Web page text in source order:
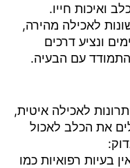
ואיכות חייו.
לאכילה מהירה,
ונציע דרכים
עם הבעיה.
לאכילה איטית,
את הכלב לאכול
בעיות רפואיות כמו